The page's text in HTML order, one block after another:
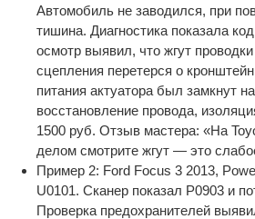
Автомобиль не заводился, при
тишина. Диагностика показала
осмотр выявил, что жгут проводки
сцепления перетерся о
питания актуатора был замкнут
восстановление провода,
1500 руб. Отзыв мастера: «На
делом смотрите жгут — это
Пример 2: Ford Focus 3 2013,
U0101. Сканер показал P0903 и
Проверка предохранителей